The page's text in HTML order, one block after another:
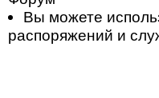
Вы можете
распоряжений и